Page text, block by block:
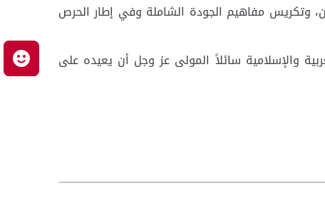
وتكريس مفاهيم الجودة الشاملة وفي إطار الحرص
والإسلامية سائلاً المولى عز وجل أن يعيده على